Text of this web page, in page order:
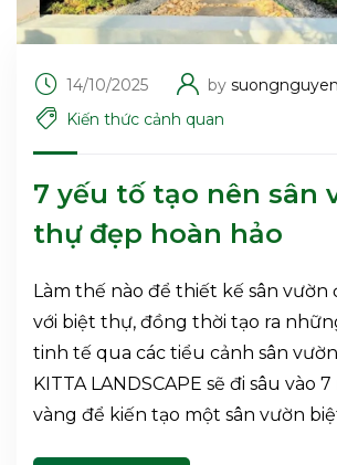
14/10/2025 by suongnguyen
Kiến thức cảnh quan
7 yếu tố tạo nên sân
thự đẹp hoàn hảo
Làm thế nào để thiết kế sân vườn
với biệt thự, đồng thời tạo ra
tinh tế qua các tiểu cảnh sân
KITTA LANDSCAPE sẽ đi sâu vào
vàng để kiến tạo một sân vườn